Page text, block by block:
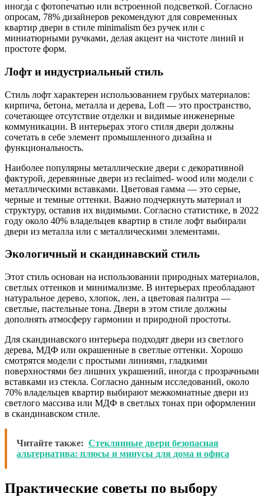
иногда с фотопечатью или встроенной подсветкой. Согласно
опросам, 78% дизайнеров рекомендуют для современных
квартир двери в стиле minimalism без ручек или с
миниатюрными ручками, делая акцент на чистоте линий и
простоте форм.
Лофт и индустриальный стиль
Стиль лофт характерен использованием грубых материалов:
кирпича, бетона, металла и дерева, Loft — это пространство,
сочетающее отсутствие отделки и видимые инженерные
коммуникации. В интерьерах этого стиля двери должны
сочетать в себе элемент промышленного дизайна и
функциональность.
Наиболее популярны металлические двери с декоративной
фактурой, деревянные двери из reclaimed- wood или модели с
металлическими вставками. Цветовая гамма — это серые,
черные и темные оттенки. Важно подчеркнуть материал и
структуру, оставив их видимыми. Согласно статистике, в 2022
году около 40% владельцев квартир в стиле лофт выбирали
двери из металла или с металлическими элементами.
Экологичный и скандинавский стиль
Этот стиль основан на использовании природных материалов,
светлых оттенков и минимализме. В интерьерах преобладают
натуральное дерево, хлопок, лен, а цветовая палитра —
светлые, пастельные тона. Двери в этом стиле должны
дополнять атмосферу гармонии и природной простоты.
Для скандинавского интерьера подходят двери из светлого
дерева, МДФ или окрашенные в светлые оттенки. Хорошо
смотрятся модели с простыми линиями, гладкими
поверхностями без лишних украшений, иногда с прозрачными
вставками из стекла. Согласно данным исследований, около
70% владельцев квартир выбирают межкомнатные двери из
светлого массива или МДФ в светлых тонах при оформлении
в скандинавском стиле.
Читайте также: Стеклянные двери безопасная
альтернатива: плюсы и минусы для дома и офиса
Практические советы по выбору